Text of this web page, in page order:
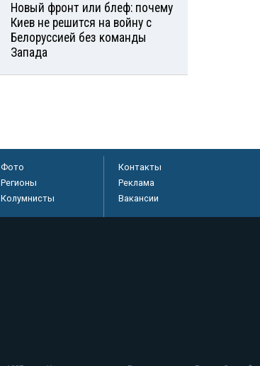
Новый фронт или блеф: почему
Киев не решится на войну с
Белоруссией без команды
Запада
Фото
Регионы
Колумнисты
Контакты
Реклама
Вакансии